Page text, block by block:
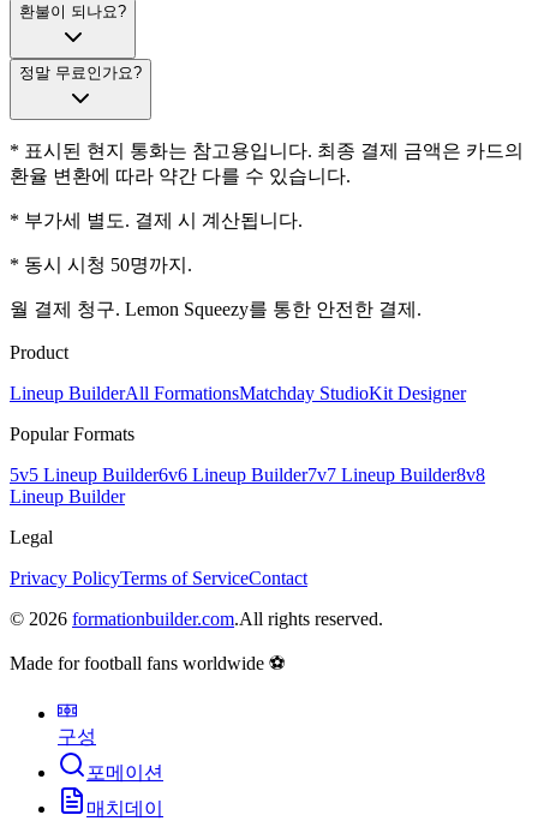
환불이 되나요?
정말 무료인가요?
* 표시된 현지 통화는 참고용입니다. 최종 결제 금액은 카드의
환율 변환에 따라 약간 다를 수 있습니다.
* 부가세 별도. 결제 시 계산됩니다.
* 동시 시청 50명까지.
월 결제 청구. Lemon Squeezy를 통한 안전한 결제.
Product
Lineup BuilderAll FormationsMatchday StudioKit Designer
Popular Formats
5v5 Lineup Builder6v6 Lineup Builder7v7 Lineup Builder8v8
Lineup Builder
Legal
Privacy PolicyTerms of ServiceContact
© 2026 formationbuilder.com.All rights reserved.
Made for football fans worldwide ⚽
구성
포메이션
매치데이